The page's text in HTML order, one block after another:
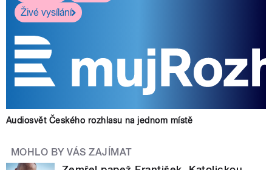
Živé vysílání
Audiosvět Českého rozhlasu na jednom místě
MOHLO BY VÁS ZAJÍMAT